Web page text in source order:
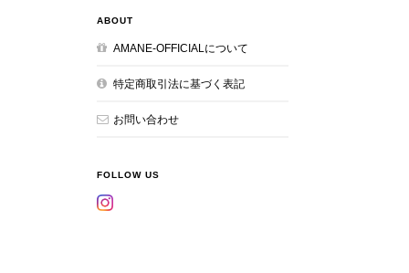
ABOUT
AMANE-OFFICIALについて
特定商取引法に基づく表記
お問い合わせ
FOLLOW US